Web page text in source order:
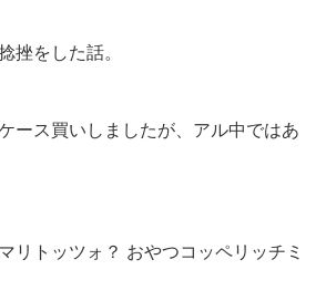
挫をした話。
ース買いしましたが、アル中ではあ
リトッツォ？ おやつコッペリッチミ